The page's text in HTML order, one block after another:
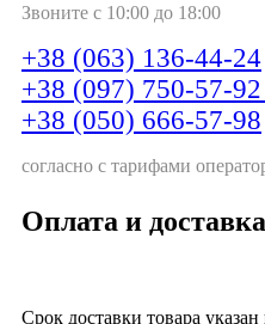
Звоните с 10:00 до 18:00
+38 (063) 136-44-24
+38 (097) 750-57-
+38 (050) 666-57-98
согласно с тарифами
Оплата и доставка
Срок доставки товара